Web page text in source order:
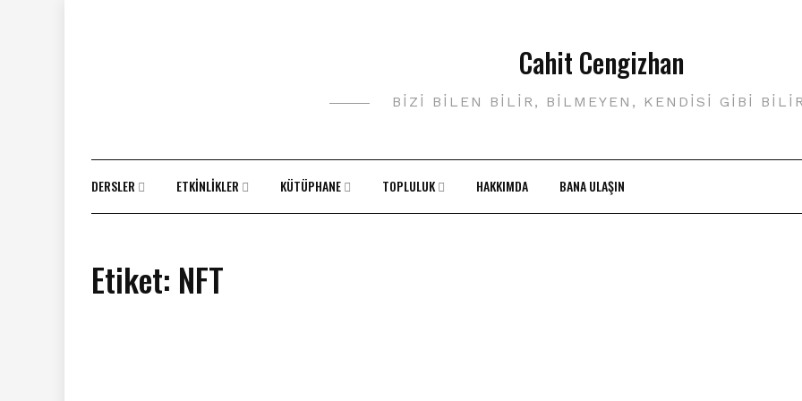
Cahit Cengizhan
BIZI BILEN BILIR, BILMEYEN, KENDISI GIBI
DERSLER ETKINLIKLER KÜTÜPHANE TOPLULUK HAKKIMDA BANA ULAŞIN
Etiket: NFT